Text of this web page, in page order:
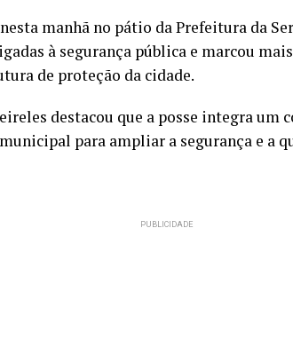
manhã no pátio da Prefeitura da
à segurança pública e marcou
de proteção da cidade.
destacou que a posse integra um
para ampliar a segurança e a